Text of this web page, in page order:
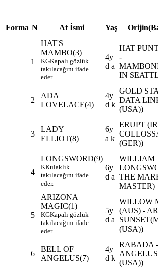
Forma N At İsmi Yaş
1
HAT'S
MAMBO(3)
KGKapalı gözlük
takılacağını ifade
eder.
4y
d a
HAT
-
IN
2
ADA
LOVELACE(4)
4y
d k
GOLD
DATA
(USA))
3
LADY
ELLIOT(8)
6y
a k
ERUPT
(GER))
4
LONGSWORD(9)
KKulaklık
takılacağını ifade
eder.
6y
d a
WILLIAM
THE
MASTER)
5
ARIZONA
MAGIC(1)
KGKapalı gözlük
takılacağını ifade
eder.
5y
d a
WILLOW
(AUS) -
(USA))
6
BELL OF
ANGELUS(7)
4y
d k
RABADA
(USA))